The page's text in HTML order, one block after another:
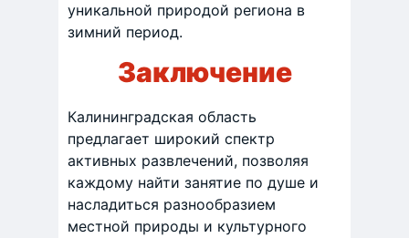
уникальной природой региона в
зимний период. ​
Заключение
​Калининградская область
предлагает широкий спектр
активных развлечений, позволяя
каждому найти занятие по душе и
насладиться разнообразием
местной природы и культурного